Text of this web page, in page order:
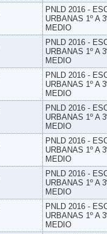
PNLD 2016 -
URBANAS 1º A
MEDIO
PNLD 2016 -
URBANAS 1º A
MEDIO
PNLD 2016 -
URBANAS 1º A
MEDIO
PNLD 2016 -
URBANAS 1º A
MEDIO
PNLD 2016 -
URBANAS 1º A
MEDIO
PNLD 2016 -
URBANAS 1º A
MEDIO
PNLD 2016 -
URBANAS 1º A
MEDIO